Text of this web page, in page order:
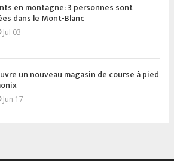
en montagne: 3 personnes sont
dans le Mont-Blanc
Jul 03
un nouveau magasin de course à pied
Jun 17